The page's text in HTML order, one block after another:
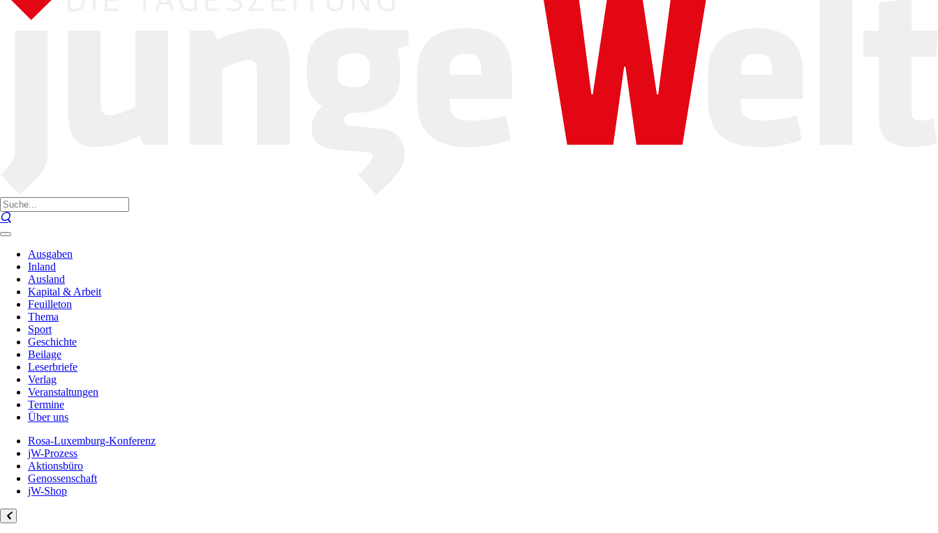
Ausgaben
Inland
Ausland
Kapital & Arbeit
Feuilleton
Thema
Sport
Geschichte
Beilage
Leserbriefe
Verlag
Veranstaltungen
Termine
Über uns
Rosa-Luxemburg-Konferenz
jW-Prozess
Aktionsbüro
Genossenschaft
jW-Shop